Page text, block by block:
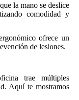
la mano se deslice
comodidad y
ofrece un
de lesiones.
trae múltiples
Aquí te mostramos